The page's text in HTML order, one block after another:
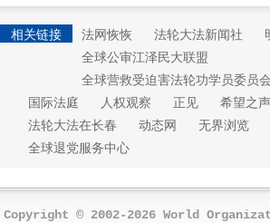
相关链接 法网恢恢 法轮大法新闻社
全球公审江泽民大联盟
全球营救受迫害法轮功学员委员会
国际法庭
人权观察 正见 希望之声
法轮大法在长春
动态网 无界浏览
全球退党服务中心
Copyright © 2002-2026 World